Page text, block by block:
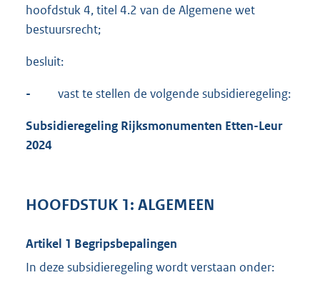
hoofdstuk 4, titel 4.2 van de Algemene wet
bestuursrecht;
besluit:
- vast te stellen de volgende subsidieregeling:
Subsidieregeling Rijksmonumenten Etten-Leur
2024
HOOFDSTUK 1: ALGEMEEN
Artikel 1 Begripsbepalingen
In deze subsidieregeling wordt verstaan onder: